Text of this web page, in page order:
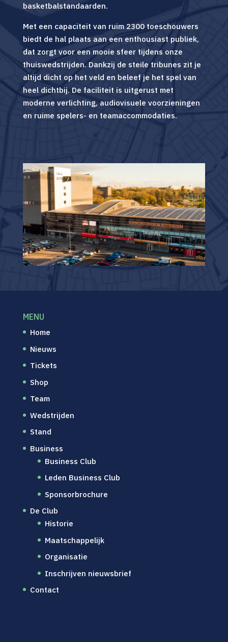
basketbalstandaarden.
Met een capaciteit van ruim 2300 toeschouwers
biedt de hal plaats aan een enthousiast publiek,
dat zorgt voor een mooie sfeer tijdens onze
thuiswedstrijden. Dankzij de steile tribunes zit je
altijd dicht op het veld en beleef je het spel van
heel dichtbij. De faciliteit is uitgerust met
moderne verlichting, audiovisuele voorzieningen
en ruime spelers- en teamaccommodaties.
MENU
Home
Nieuws
Tickets
Shop
Team
Wedstrijden
Stand
Business
Business Club
Leden Business Club
Sponsorbrochure
De Club
Historie
Maatschappelijk
Organisatie
Inschrijven nieuwsbrief
Contact